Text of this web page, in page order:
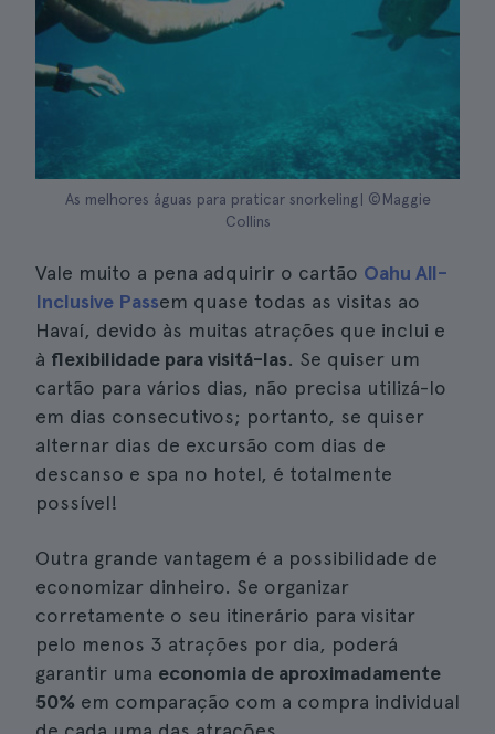
As melhores águas para praticar snorkeling| ©Maggie
Collins
Vale muito a pena adquirir o cartão Oahu All-
Inclusive Passem quase todas as visitas ao
Havaí, devido às muitas atrações que inclui e
à flexibilidade para visitá-las. Se quiser um
cartão para vários dias, não precisa utilizá-lo
em dias consecutivos; portanto, se quiser
alternar dias de excursão com dias de
descanso e spa no hotel, é totalmente
possível!
Outra grande vantagem é a possibilidade de
economizar dinheiro. Se organizar
corretamente o seu itinerário para visitar
pelo menos 3 atrações por dia, poderá
garantir uma economia de aproximadamente
50% em comparação com a compra individual